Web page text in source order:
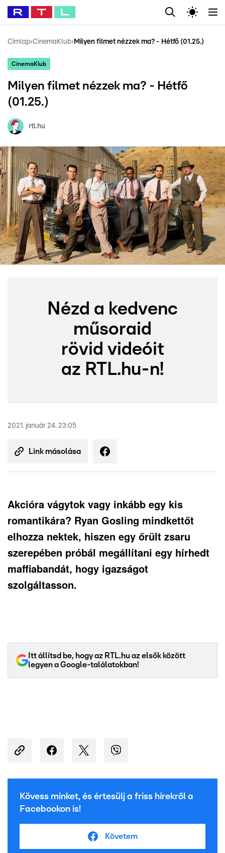
Legfrissebb RTL Híradó Randi Celeb vagyok,
Babits Marcella Most Wanted Gallusz
Címlap›CinemaKlub› Milyen filmet nézzek ma? - Hétfő (01.25.)
CinemaKlub
Milyen filmet nézzek ma? - Hétfő
(01.25.)
rtl.hu
Nézd a kedvenc
műsoraid
rövid videóit
az RTL.hu-n!
2021. január 24. 23:05
Link másolása
Akcióra vágytok vagy inkább egy kis
romantikára? Ryan Gosling mindkettőt
elhozza nektek, hiszen egy őrült zsaru
szerepében próbál megállítani egy hírhedt
maffiabandát, hogy igazságot
szolgáltasson.
Itt állítsd be, hogy az RTL.hu az elsők között
legyen a Google-találatokban!
Kövess minket, és értesülj a friss hírekről a
Facebookon is!
Követem